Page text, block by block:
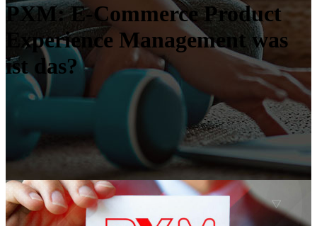
PXM: E-Commerce Product
Experience Management was
ist das?